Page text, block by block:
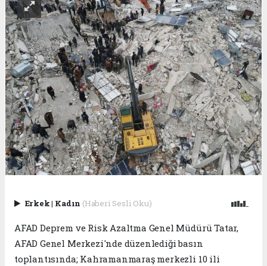
Erkek| Kadın (Haberi Sesli Oku)
AFAD Deprem ve Risk Azaltma Genel Müdürü Tatar,
AFAD Genel Merkezi'nde düzenlediği basın
toplantısında; Kahramanmaraş merkezli 10 ili